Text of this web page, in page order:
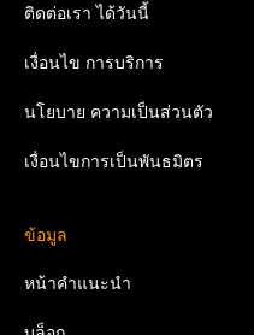
ติดต่อเราได้วันนี้
เงื่อนไข การบริการ
นโยบาย ความเป็นส่วนตัว
เงื่อนไขการเป็นพันธมิตร
ข้อมูล
หน้าคำแนะนำ